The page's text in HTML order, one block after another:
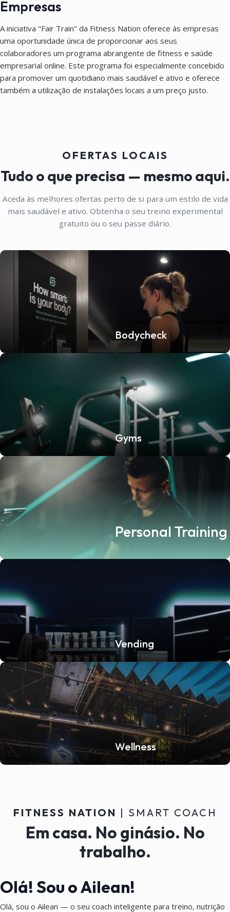
Empresas
A iniciativa "Fair Train" da Fitness Nation oferece às empresas
uma oportunidade única de proporcionar aos seus
colaboradores um programa abrangente de fitness e saúde
empresarial online. Este programa foi especialmente concebido
para promover um quotidiano mais saudável e ativo e oferece
também a utilização de instalações locais a um preço justo.
OFERTAS LOCAIS
Tudo o que precisa — mesmo aqui.
Aceda às melhores ofertas perto de si para um estilo de vida
mais saudável e ativo. Obtenha o seu treino experimental
gratuito ou o seu passe diário.
Bodycheck
Gyms
Personal Training
Vending
Wellness
FITNESS NATION | SMART COACH
Em casa. No ginásio. No
trabalho.
Olá! Sou o Ailean!
Olá, sou o Ailean — o seu coach inteligente para treino, nutrição